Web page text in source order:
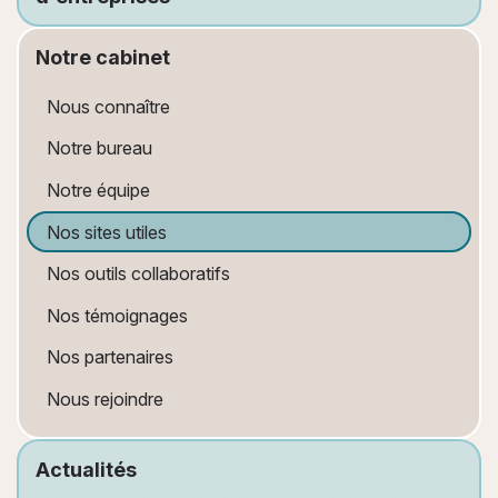
Nos partenaires
Location meublée (LMP LMNP) & SCI
Associations
Notre cabinet
Nous connaître
Notre bureau
Notre équipe
Nos sites utiles
Nos outils collaboratifs
Nos témoignages
Nos partenaires
Nous rejoindre
Actualités